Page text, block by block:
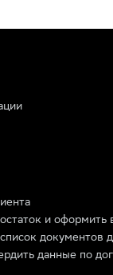
и оформить
документов
данные по